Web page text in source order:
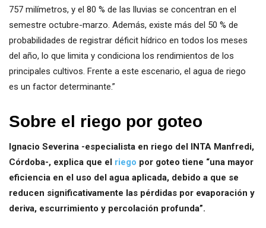
757 milímetros, y el 80 % de las lluvias se concentran en el
semestre octubre-marzo. Además, existe más del 50 % de
probabilidades de registrar déficit hídrico en todos los meses
del año, lo que limita y condiciona los rendimientos de los
principales cultivos. Frente a este escenario, el agua de riego
es un factor determinante.”
Sobre el riego por goteo
Ignacio Severina -especialista en riego del INTA Manfredi,
Córdoba-, explica que el riego por goteo tiene “una mayor
eficiencia en el uso del agua aplicada, debido a que se
reducen significativamente las pérdidas por evaporación y
deriva, escurrimiento y percolación profunda”.